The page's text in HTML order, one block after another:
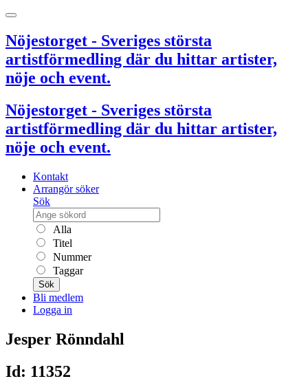
Nöjestorget - Sveriges största
artistförmedling där du hittar artister,
nöje och event.
Nöjestorget - Sveriges största
artistförmedling där du hittar artister,
nöje och event.
Kontakt
Arrangör söker
Sök
Alla
Titel
Nummer
Taggar
Sök
Bli medlem
Logga in
Jesper Rönndahl
Id: 11352